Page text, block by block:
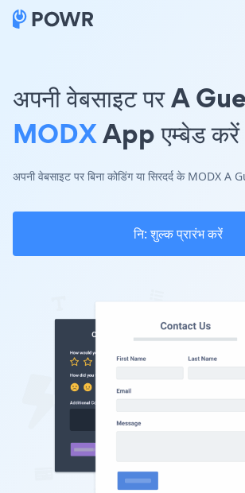
अपनी वेबसाइट पर A
MODXApp एम्बेड करें
अपनी वेबसाइट पर बिना कोडिंग या सिरदर्द के MODX
नि: शुल्क प्रारंभ करें